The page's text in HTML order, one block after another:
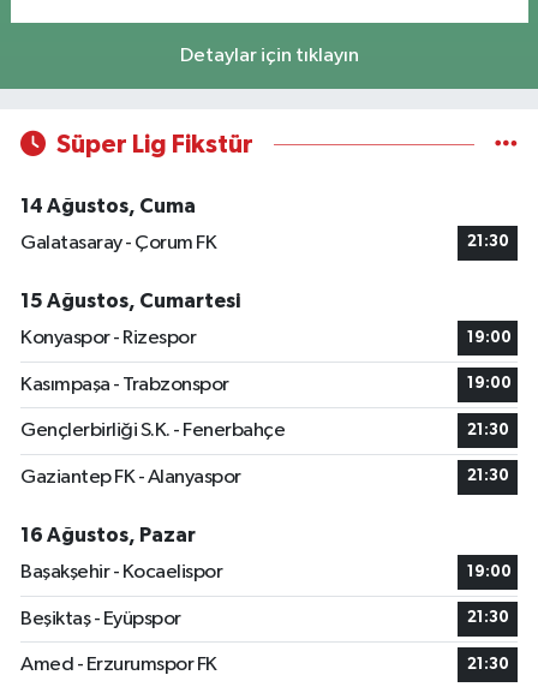
Detaylar için tıklayın
Süper Lig Fikstür
14 Ağustos, Cuma
Galatasaray - Çorum FK
21:30
15 Ağustos, Cumartesi
Konyaspor - Rizespor
19:00
Kasımpaşa - Trabzonspor 19:00
Gençlerbirliği S.K. - Fenerbahçe 21:30
Gaziantep FK - Alanyaspor 21:30
16 Ağustos, Pazar
Başakşehir - Kocaelispor
19:00
Beşiktaş - Eyüpspor 21:30
Amed - Erzurumspor FK 21:30